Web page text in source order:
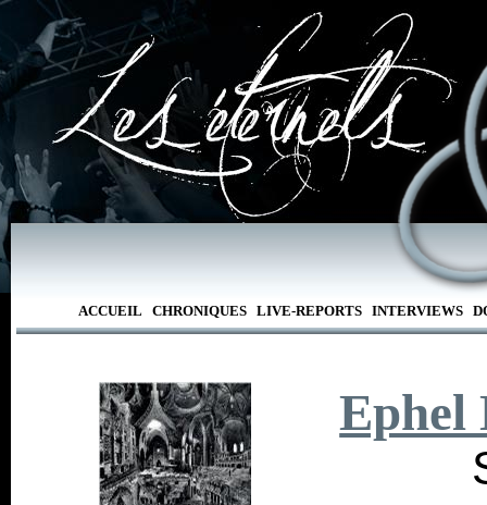
ACCUEIL CHRONIQUES LIVE-REPORTS INTERVIEWS
Ephel